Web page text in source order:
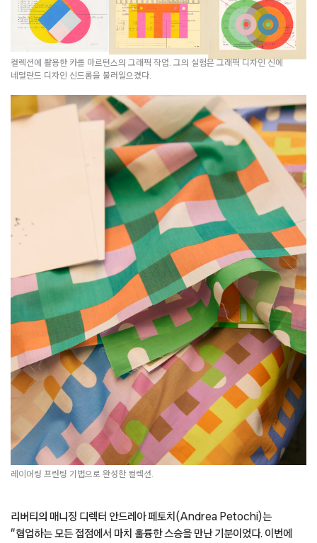
컬렉션에 활용한 카를 마르턴스의 그래픽 작업. 그의 실험은 그래픽 디자인 신에
네덜란드 디자인 신드롬을 불러일으켰다.
레이어링 프린팅 기법으로 완성한 컬렉션.
리버티의 매니징 디렉터 안드레아 페토치(Andrea Petochi)는
“협업하는 모든 접점에서 마치 훌륭한 스승을 만난 기분이었다. 이번에